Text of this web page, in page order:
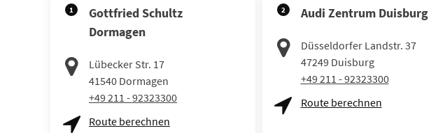
1
Gottfried Schultz
Dormagen
Lübecker Str. 17
41540 Dormagen
+49 211 - 92323300
Route berechnen
2 Audi Zentrum Duisburg
Düsseldorfer Landstr. 37
47249 Duisburg
+49 211 - 92323300
Route berechnen